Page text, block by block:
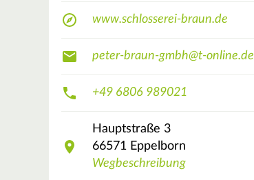
www.schlosserei-braun.de
peter-braun-gmbh@t-online.de
+49 6806 989021
Hauptstraße 3
66571 Eppelborn
Wegbeschreibung